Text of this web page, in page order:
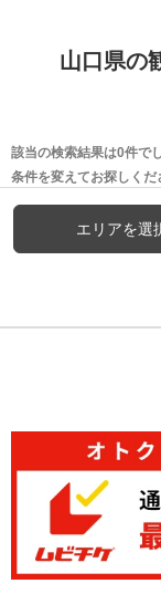
山口県の
該当の検索結果は0件でし
条件を変えてお探しくだ
エリアを選